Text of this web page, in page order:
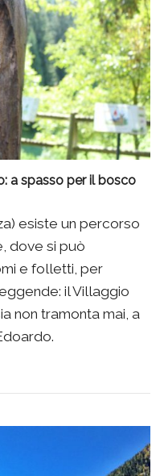
a spasso per il bosco
esiste un percorso
dove si può
e folletti, per
il Villaggio
non tramonta mai, a